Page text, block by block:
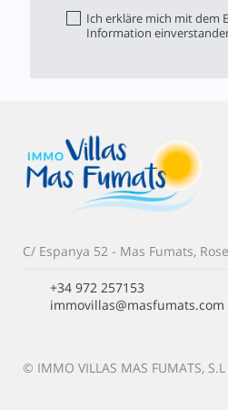
Ich erkläre mich mit dem
Information
C/ Espanya 52 - Mas Fumats,
+34 972 257153
immovillas@masfumats.com
© IMMO VILLAS MAS FUMATS,